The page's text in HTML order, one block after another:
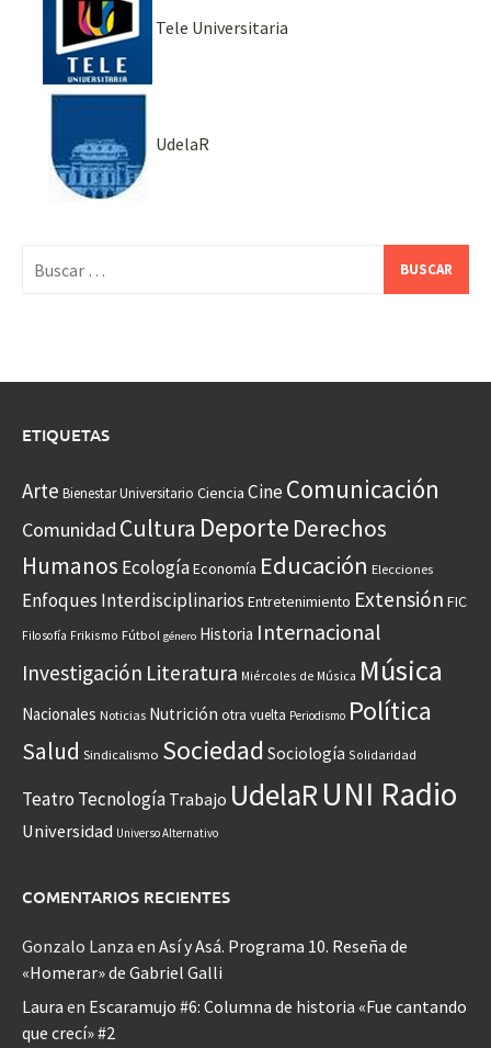
Tele Universitaria
UdelaR
ETIQUETAS
Arte Bienestar Universitario Ciencia CineComunicación
Comunidad Cultura Deporte Derechos
Humanos EcologíaEconomía Educación Elecciones
Enfoques Interdisciplinarios Entretenimiento Extensión FIC
Filosofía Frikismo Fútbol género Historia Internacional
Investigación Literatura Miércoles de Música Música
Nacionales Noticias Nutrición otra vuelta Periodismo Política
Salud Sindicalismo Sociedad Sociología Solidaridad
Teatro Tecnología Trabajo UdelaRUNI Radio
Universidad Universo Alternativo
COMENTARIOS RECIENTES
Gonzalo Lanza en Así y Asá. Programa 10. Reseña de
«Homerar» de Gabriel Galli
Laura en Escaramujo #6: Columna de historia «Fue cantando
que crecí» #2